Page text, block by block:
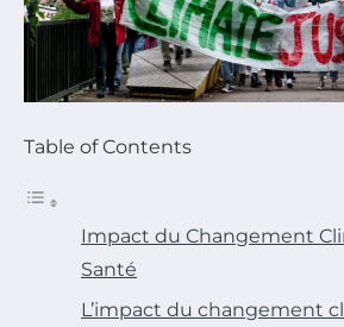
Table of Contents
Impact du Changement
Santé
L’impact du changement